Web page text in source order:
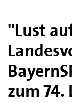
"Lust
zum 74.